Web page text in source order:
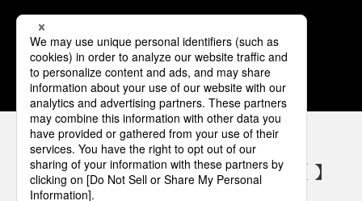
1 2 3 4 5
パナソニックの電気設備 SNSアカウント